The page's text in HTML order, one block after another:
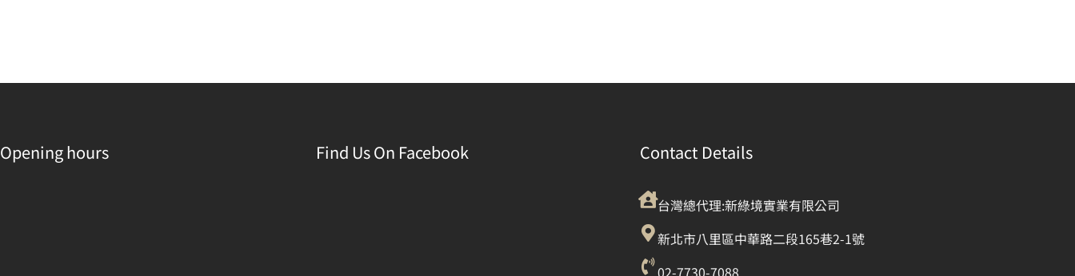
Opening hours Find Us On Facebook Contact Details
台灣總代理:新綠境實業有限公司
新北市八里區中華路二段165巷2-1號